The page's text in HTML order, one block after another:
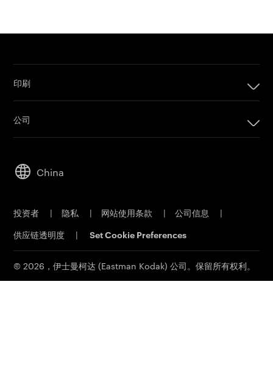
印刷
数码印刷产品
胶版印刷产品
客户门户网站
印刷电子邮件订阅
联系销售部门
公司
可持续发展
人才招聘
材料安全数据表
联系我们
China
投资者 | 隐私 | 网站使用条款 | 公司信息 |
供应链透明度 | Set Cookie Preferences
© 2026，伊士曼柯达 (Eastman Kodak) 公司。保留所有权利。